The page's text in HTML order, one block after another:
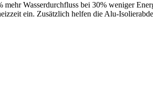
Wasserdurchfluss bei 30% weniger
ein. Zusätzlich helfen die Alu-